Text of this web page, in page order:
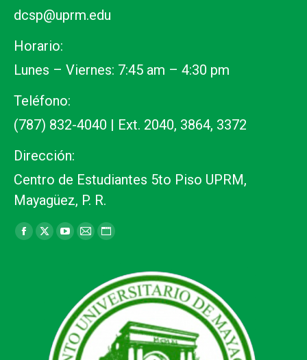
dcsp@uprm.edu
Horario:
Lunes – Viernes: 7:45 am – 4:30 pm
Teléfono:
(787) 832-4040 | Ext. 2040, 3864, 3372
Dirección:
Centro de Estudiantes 5to Piso UPRM,
Mayagüez, P. R.
Find us on:
Facebook
window
X
new
window
YouTube
new
window
Mail
opens
in
new
window
Website
opens
in
new
window